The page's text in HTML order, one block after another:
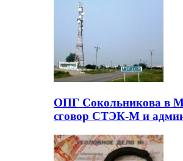
ОПГ Сокольникова в
сговор СТЭК-М и